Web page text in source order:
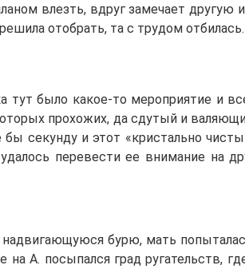
влезть, вдруг замечает
отобрать, та с трудом отбилась.
было какое-то мероприятие и
прохожих, да сдутый и
секунду и этот «кристально
перевести ее внимание на
бурю, мать
А. посыпался град ругательств,